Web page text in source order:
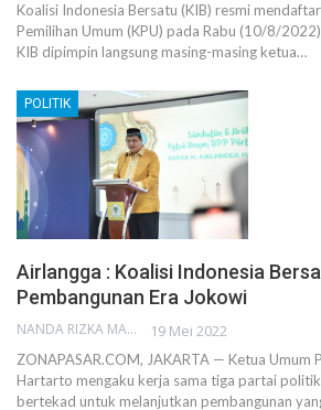
Koalisi Indonesia Bersatu (KIB) resmi
Pemilihan Umum (KPU) pada Rabu (10/8/
KIB dipimpin langsung masing-masing ketua…
POLITIK
Airlangga : Koalisi Indonesia
Pembangunan Era Jokowi
NANDA RIZKA MAHENDRA 19 Mei 2022
ZONAPASAR.COM, JAKARTA — Ketua Umum
Hartarto mengaku kerja sama tiga partai
bertekad untuk melanjutkan pembangunan